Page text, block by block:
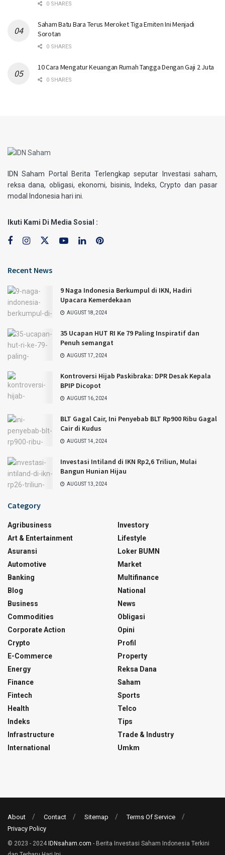
0 SHARES
Saham Batu Bara Terus Meroket Tiga Emiten Ini Menjadi
Sorotan
0 SHARES
10 Cara Mengatur Keuangan Rumah Tangga Dengan Gaji 2 Juta
0 SHARES
IDN Saham Portal Berita Terlengkap seputar Investasi saham,
reksa dana, obligasi, ekonomi, bisinis, Indeks, Crypto dan pasar
modal Indonesia hari ini.
Ikuti Kami Di Media Sosial :
Recent News
9 Naga Indonesia Berkumpul di IKN, Hadiri
Upacara Kemerdekaan
AUGUST 18, 2024
35 Ucapan HUT RI Ke 79 Paling Inspiratif dan
Penuh semangat
AUGUST 17, 2024
Kontroversi Hijab Paskibraka: DPR Desak Kepala
BPIP Dicopot
AUGUST 16, 2024
BLT Gagal Cair, Ini Penyebab BLT Rp900 Ribu Gagal
Cair di Kudus
AUGUST 14, 2024
Investasi Intiland di IKN Rp2,6 Triliun, Mulai
Bangun Hunian Hijau
AUGUST 13, 2024
Category
Agribusiness
Art & Entertainment
Asuransi
Automotive
Banking
Blog
Business
Commodities
Corporate Action
Crypto
E-Commerce
Energy
Finance
Fintech
Health
Indeks
Infrastructure
International
Investory
Lifestyle
Loker BUMN
Market
Multifinance
National
News
Obligasi
Opini
Profil
Property
Reksa Dana
Saham
Sports
Telco
Tips
Trade & Industry
Umkm
About Contact Sitemap
Terms Of Service
Privacy Policy
© 2023 - 2024 IDNsaham.com - Berita Investasi Saham Indonesia Terkini